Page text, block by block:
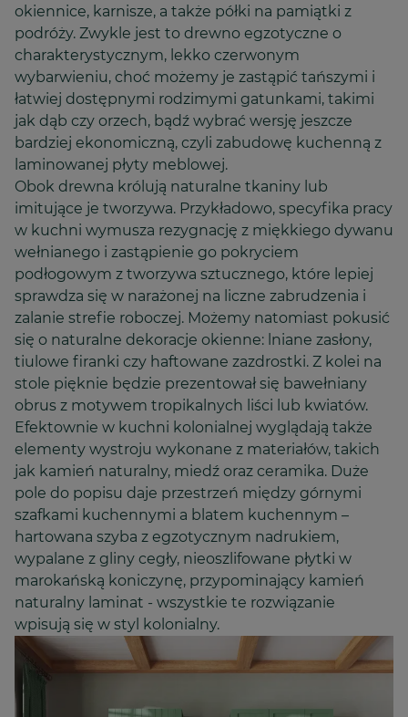
okiennice, karnisze, a także półki na pamiątki z
podróży. Zwykle jest to drewno egzotyczne o
charakterystycznym, lekko czerwonym
wybarwieniu, choć możemy je zastąpić tańszymi i
łatwiej dostępnymi rodzimymi gatunkami, takimi
jak dąb czy orzech, bądź wybrać wersję jeszcze
bardziej ekonomiczną, czyli zabudowę kuchenną z
laminowanej płyty meblowej.
Obok drewna królują naturalne tkaniny lub
imitujące je tworzywa. Przykładowo, specyfika pracy
w kuchni wymusza rezygnację z miękkiego dywanu
wełnianego i zastąpienie go pokryciem
podłogowym z tworzywa sztucznego, które lepiej
sprawdza się w narażonej na liczne zabrudzenia i
zalanie strefie roboczej. Możemy natomiast pokusić
się o naturalne dekoracje okienne: lniane zasłony,
tiulowe firanki czy haftowane zazdrostki. Z kolei na
stole pięknie będzie prezentował się bawełniany
obrus z motywem tropikalnych liści lub kwiatów.
Efektownie w kuchni kolonialnej wyglądają także
elementy wystroju wykonane z materiałów, takich
jak kamień naturalny, miedź oraz ceramika. Duże
pole do popisu daje przestrzeń między górnymi
szafkami kuchennymi a blatem kuchennym –
hartowana szyba z egzotycznym nadrukiem,
wypalane z gliny cegły, nieoszlifowane płytki w
marokańską koniczynę, przypominający kamień
naturalny laminat - wszystkie te rozwiązanie
wpisują się w styl kolonialny.